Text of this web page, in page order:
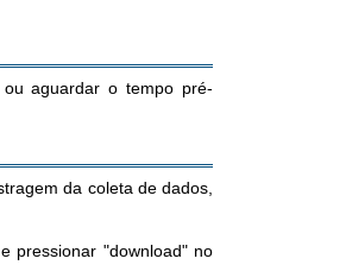
aguardar o tempo pré-
da coleta de dados,
pressionar "download" no